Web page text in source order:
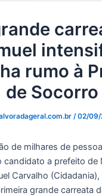
rumo à
de Socorro
/02/09/
de milhares de
candidato a prefeito de
Carvalho
grande carreata